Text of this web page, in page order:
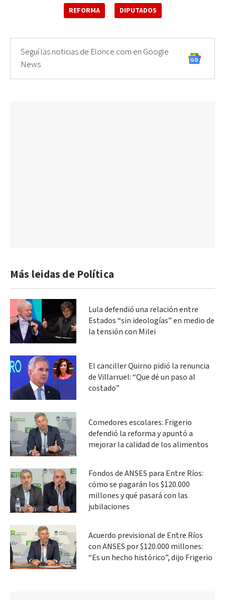
REFORMA DIPUTADOS
Seguí las noticias de Elonce.com en Google
News
Más leidas de Política
Lula defendió una relación entre
Estados “sin ideologías” en medio de
la tensión con Milei
El canciller Quirno pidió la renuncia
de Villarruel: “Que dé un paso al
costado”
Comedores escolares: Frigerio
defendió la reforma y apuntó a
mejorar la calidad de los alimentos
Fondos de ANSES para Entre Ríos:
cómo se pagarán los $120.000
millones y qué pasará con las
jubilaciones
Acuerdo previsional de Entre Ríos
con ANSES por $120.000 millones:
“Es un hecho histórico”, dijo Frigerio